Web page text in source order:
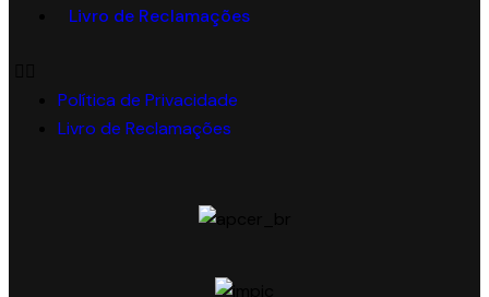
Livro de Reclamações
Política de Privacidade
Livro de Reclamações